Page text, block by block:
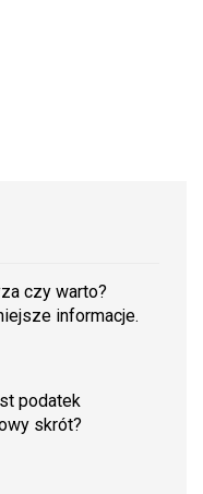
czy warto?
informacje.
podatek
skrót?